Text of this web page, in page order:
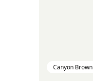
Canyon Brown